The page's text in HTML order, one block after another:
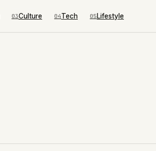
03Culture 04Tech 05 Lifestyle